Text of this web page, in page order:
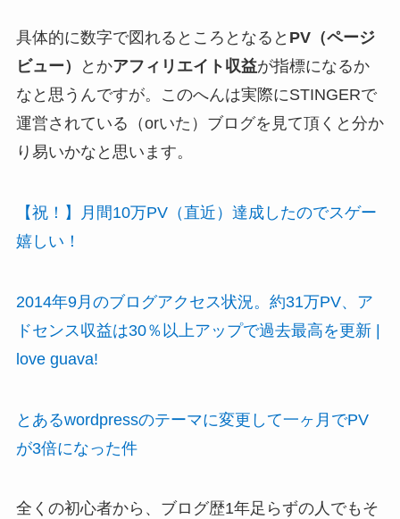
具体的に数字で図れるところとなると PV（ページ
ビュー）
とかアフィリエイト収益が指標になるか
なと思うんですが。このへんは実際にSTINGERで
運営されている（orいた）ブログを見て頂くと分か
り易いかなと思います。
【祝！】月間10万PV（直近）達成したのでスゲー
嬉しい！
2014年9月のブログアクセス状況。約31万PV、ア
ドセンス収益は30％以上アップで過去最高を更新 |
love guava!
とあるwordpressのテーマに変更して一ヶ月でPV
が3倍になった件
全くの初心者から、ブログ歴1年足らずの人でもそ